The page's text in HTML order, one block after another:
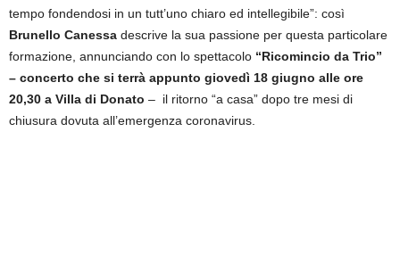
tempo fondendosi in un tutt’uno chiaro ed intellegibile”: così
Brunello Canessa descrive la sua passione per questa particolare
formazione, annunciando con lo spettacolo “Ricomincio da Trio”
– concerto che si terrà appunto giovedì 18 giugno alle ore
20,30 a Villa di Donato – il ritorno “a casa” dopo tre mesi di
chiusura dovuta all’emergenza coronavirus.